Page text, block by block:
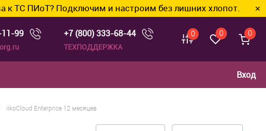
Подключим и настроим без лишних хлопот. ✕
99 +7 (800) 333-68-44
ТЕХПОДДЕРЖКА
0 0 0
Вход
iikoCloud Enterprise 12 месяцев